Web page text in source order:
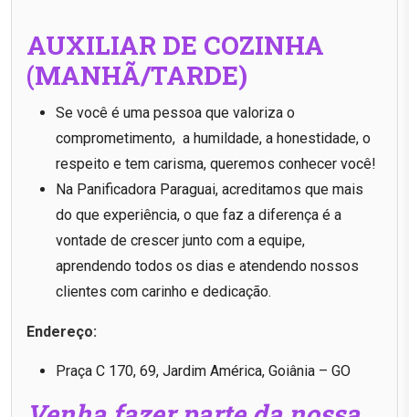
AUXILIAR DE COZINHA
(MANHÃ/TARDE)
Se você é uma pessoa que valoriza o
comprometimento, a humildade, a honestidade, o
respeito e tem carisma, queremos conhecer você!
Na Panificadora Paraguai, acreditamos que mais
do que experiência, o que faz a diferença é a
vontade de crescer junto com a equipe,
aprendendo todos os dias e atendendo nossos
clientes com carinho e dedicação.
Endereço:
Praça C 170, 69, Jardim América, Goiânia – GO